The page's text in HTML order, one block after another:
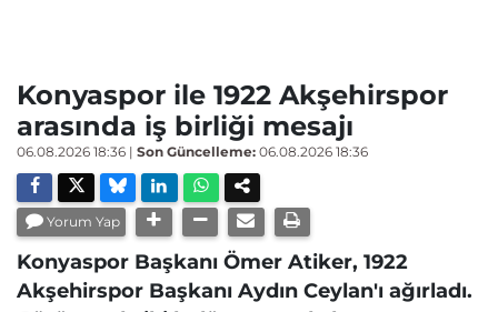
Konyaspor ile 1922 Akşehirspor
arasında iş birliği mesajı
06.08.2026 18:36 | Son Güncelleme: 06.08.2026 18:36
Yorum Yap
Konyaspor Başkanı Ömer Atiker, 1922
Akşehirspor Başkanı Aydın Ceylan'ı ağırladı.